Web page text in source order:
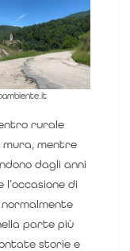
rurale
mentre
dagli anni
di
normalmente
parte più
storie e